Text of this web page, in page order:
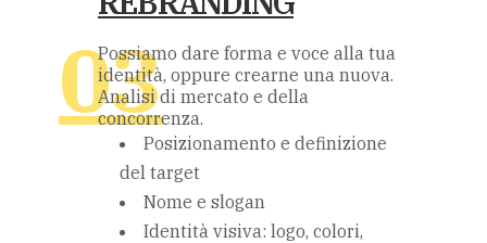
Possiamo dare forma e voce alla tua
identità, oppure crearne una nuova.
Analisi di mercato e della
concorrenza.
Posizionamento e definizione
del target
Nome e slogan
Identità visiva: logo, colori,